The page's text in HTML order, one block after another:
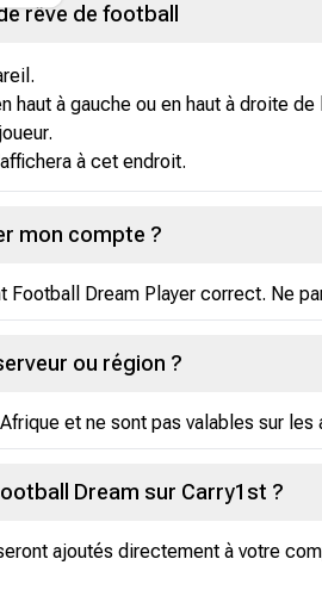
rêve de football
haut à gauche ou en haut à droite
à cet endroit.
mon compte ?
Football Dream Player correct. Ne
ou région ?
et ne sont pas valables sur les
Dream sur Carry1st ?
ajoutés directement à votre